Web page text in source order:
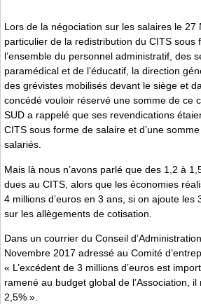
Lors de la négociation sur les salaires le 27
particulier de la redistribution du CITS sous
l’ensemble du personnel administratif, des
paramédical et de l’éducatif, la direction
des grévistes mobilisés devant le siège et
concédé vouloir réservé une somme de ce
SUD a rappelé que ses revendications
CITS sous forme de salaire et d’une
salariés.
Mais là nous n’avons parlé que des 1,2 à
dues au CITS, alors que les économies
4 millions d’euros en 3 ans, si on ajoute les
sur les allègements de cotisation.
Dans un courrier du Conseil
Novembre 2017 adressé au Comité
« L’excédent de 3 millions d’euros est
ramené au budget global de l’Association,
2,5% ».